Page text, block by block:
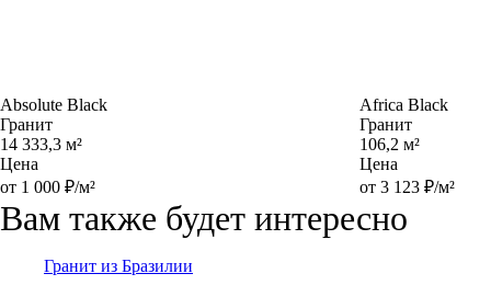
Absolute Black
Гранит
14 333,3 м²
Цена
от 1 000 ₽/м²
Africa Black
Гранит
106,2 м²
Цена
от 3 123 ₽/м²
Вам также будет интересно
Гранит из Бразилии